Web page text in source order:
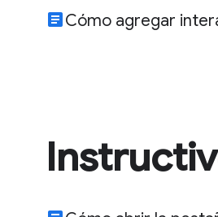
articleCómo agregar